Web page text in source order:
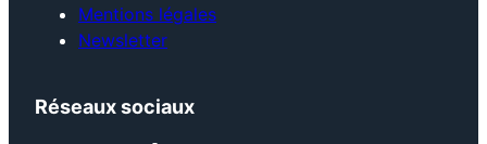
Mentions légales
Newsletter
Réseaux sociaux